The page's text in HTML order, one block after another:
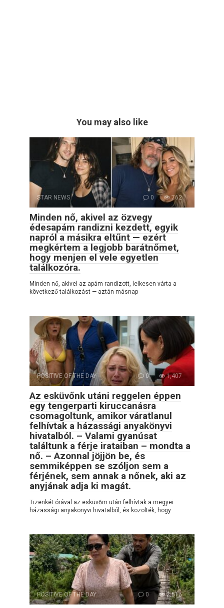
You may also like
STAR NEWS 0 762
Minden nő, akivel az özvegy
édesapám randizni kezdett, egyik
napról a másikra eltűnt — ezért
megkértem a legjobb barátnőmet,
hogy menjen el vele egyetlen
találkozóra.
Minden nő, akivel az apám randizott, lelkesen várta a
következő találkozást — aztán másnap
POSITIVE OF THE DAY 0 1,407
Az esküvőnk utáni reggelen éppen
egy tengerparti kiruccanásra
csomagoltunk, amikor váratlanul
felhívtak a házassági anyakönyvi
hivatalból. – Valami gyanúsat
találtunk a férje irataiban – mondta a
nő. – Azonnal jöjjön be, és
semmiképpen se szóljon sem a
férjének, sem annak a nőnek, aki az
anyjának adja ki magát.
Tizenkét órával az esküvőm után felhívtak a megyei
házassági anyakönyvi hivatalból, és közölték, hogy
POSITIVE OF THE DAY 0 2,516